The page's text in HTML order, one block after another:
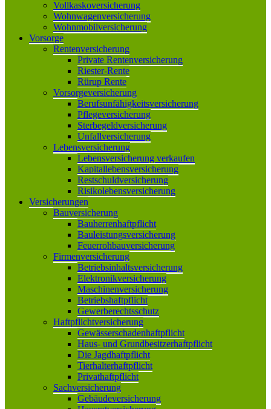
Vollkaskoversicherung
Wohnwagenversicherung
Wohnmobilversicherung
Vorsorge
Rentenversicherung
Private Rentenversicherung
Riester-Rente
Rürup Rente
Vorsorgeversicherung
Berufsunfähigkeitsversicherung
Pflegeversicherung
Sterbegeldversicherung
Unfallversicherung
Lebensversicherung
Lebensversicherung verkaufen
Kapitallebensversicherung
Restschuldversicherung
Risikolebensversicherung
Versicherungen
Bauversicherung
Bauherrenhaftpflicht
Bauleistungsversicherung
Feuerrohbauversicherung
Firmenversicherung
Betriebsinhaltsversicherung
Elektronikversicherung
Maschinenversicherung
Betriebshaftpflicht
Gewerberechtsschutz
Haftpflichtversicherung
Gewässerschadenhaftpflicht
Haus- und Grundbesitzerhaftpflicht
Die Jagdhaftpflicht
Tierhalterhaftpflicht
Privathaftpflicht
Sachversicherung
Gebäudeversicherung